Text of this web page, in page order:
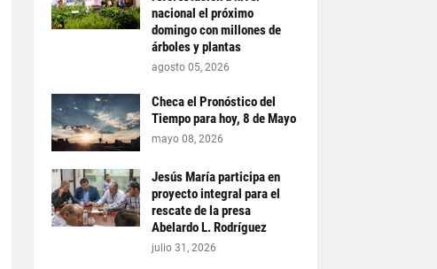
nacional el próximo
domingo con millones de
árboles y plantas
agosto 05, 2026
Checa el Pronóstico del
Tiempo para hoy, 8 de Mayo
mayo 08, 2026
Jesús María participa en
proyecto integral para el
rescate de la presa
Abelardo L. Rodríguez
julio 31, 2026